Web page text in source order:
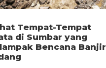
Tempat-Tempat
di Sumbar yang
Bencana Banjir